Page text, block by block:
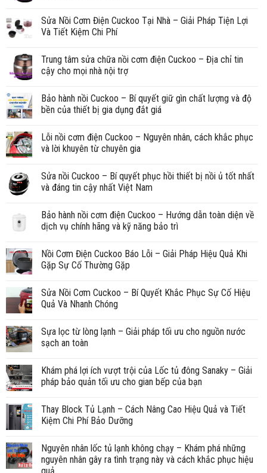
Sửa Nồi Cơm Điện Cuckoo Tại Nhà – Giải Pháp Tiện Lợi
Và Tiết Kiệm Chi Phí
Trung tâm sửa chữa nồi cơm điện Cuckoo – Địa chỉ tin
cậy cho mọi nhà nội trợ
Bảo hành nồi Cuckoo – Bí quyết giữ gìn chất lượng và độ
bền của thiết bị gia dụng đắt giá
Lỗi nồi cơm điện Cuckoo – Nguyên nhân, cách khắc phục
và lời khuyên từ chuyên gia
Sửa nồi Cuckoo – Bí quyết phục hồi thiết bị nồi ủ tốt nhất
và đáng tin cậy nhất Việt Nam
Bảo hành nồi cơm điện Cuckoo – Hướng dẫn toàn diện về
dịch vụ chính hãng và kỹ năng bảo trì
Nồi Cơm Điện Cuckoo Báo Lỗi – Giải Pháp Hiệu Quả Khi
Gặp Sự Cố Thường Gặp
Sửa Nồi Cơm Cuckoo – Bí Quyết Khắc Phục Sự Cố Hiệu
Quả Và Nhanh Chóng
Sựa lọc từ lòng lạnh – Giải pháp tối ưu cho nguồn nước
sạch an toàn
Khám phá lợi ích vượt trội của Lốc tủ đông Sanaky – Giải
pháp bảo quản tối ưu cho gian bếp của bạn
Thay Block Tủ Lạnh – Cách Nâng Cao Hiệu Quả và Tiết
Kiệm Chi Phí Bảo Dưỡng
Nguyên nhân lốc tủ lạnh không chạy – Khám phá những
nguyên nhân gây ra tình trạng này và cách khắc phục hiệu